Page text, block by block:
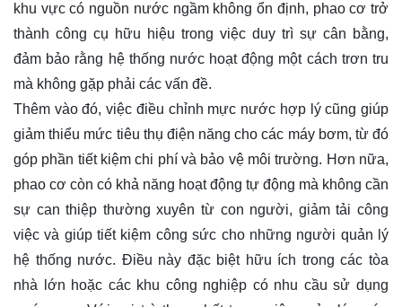
khu vực có nguồn nước ngầm không ổn định, phao cơ trở
thành công cụ hữu hiệu trong việc duy trì sự cân bằng,
đảm bảo rằng hệ thống nước hoạt động một cách trơn tru
mà không gặp phải các vấn đề.
Thêm vào đó, việc điều chỉnh mực nước hợp lý cũng giúp
giảm thiểu mức tiêu thụ điện năng cho các máy bơm, từ đó
góp phần tiết kiệm chi phí và bảo vệ môi trường. Hơn nữa,
phao cơ còn có khả năng hoạt động tự động mà không cần
sự can thiệp thường xuyên từ con người, giảm tải công
việc và giúp tiết kiệm công sức cho những người quản lý
hệ thống nước. Điều này đặc biệt hữu ích trong các tòa
nhà lớn hoặc các khu công nghiệp có nhu cầu sử dụng